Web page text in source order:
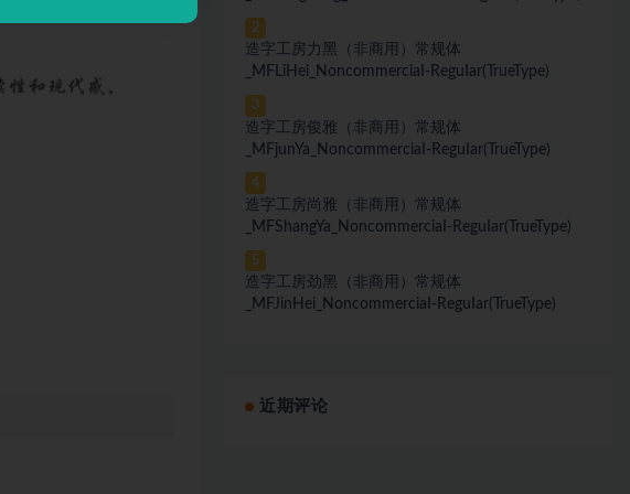
2
造字工房力黑（非商用）常规体
_MFLiHei_NoncommerciaI-ReguIar(TrueType)
3
造字工房俊雅（非商用）常规体
_MFjunYa_NoncommerciaI-ReguIar(TrueType)
4
造字工房尚雅（非商用）常规体
_MFShangYa_NoncommerciaI-ReguIar(TrueType)
5
造字工房劲黑（非商用）常规体
_MFJinHei_NoncommerciaI-ReguIar(TrueType)
近期评论